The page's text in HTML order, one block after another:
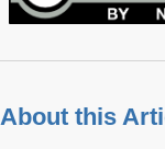
About this